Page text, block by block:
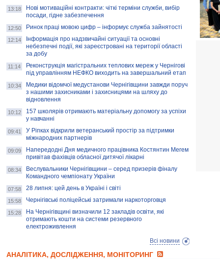
13:18
Нові мотиваційні контракти: чіткі терміни служби, вибір
посади, гідне забезпечення
12:50 Ринок праці мовою цифр – інформує служба зайнятості
12:14
Інформація про надзвичайні ситуації та основні
небезпечні події, які зареєстровані на території області
за добу
11:14
Реконструкція магістральних теплових мереж у Чернігові
під управлінням НЕФКО виходить на завершальний етап
10:34
Медики відомчої медустанови Чернігівщини завжди поруч
з нашими захисниками і захисницями на шляху до
відновлення
10:12
157 школярів отримають матеріальну допомогу за успіхи
у навчанні
09:41
У Ріпках відкрили ветеранський простір за підтримки
міжнародних партнерів
09:09
Напередодні Дня медичного працівника Костянтин Мегем
привітав фахівців обласної дитячої лікарні
08:34
Веслувальники Чернігівщини – серед призерів фіналу
Командного чемпіонату України
07:58 28 липня: цей день в Україні і світі
15:58 Чернігівські поліцейські затримали наркоторговця
15:28
На Чернігівщині визначили 12 закладів освіти, які
отримають кошти на системи резервного
електроживлення
Всі новини
АНАЛІТИКА, ДОСЛІДЖЕННЯ, МОНІТОРИНГ